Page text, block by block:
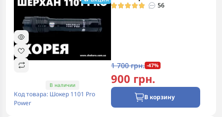
В наличии
Код товара: Шокер 1101 Pro
Power
56
1 700 грн. -47%
900 грн.
В корзину